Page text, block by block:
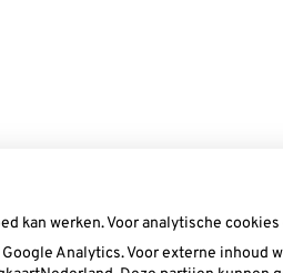
kan werken. Voor analytische
Analytics. Voor externe inhoud